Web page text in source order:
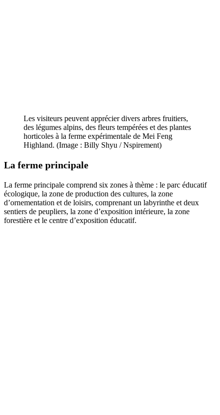
Les visiteurs peuvent apprécier divers arbres fruitiers,
des légumes alpins, des fleurs tempérées et des plantes
horticoles à la ferme expérimentale de Mei Feng
Highland. (Image : Billy Shyu / Nspirement)
La ferme principale
La ferme principale comprend six zones à thème : le parc éducatif
écologique, la zone de production des cultures, la zone
d’ornementation et de loisirs, comprenant un labyrinthe et deux
sentiers de peupliers, la zone d’exposition intérieure, la zone
forestière et le centre d’exposition éducatif.